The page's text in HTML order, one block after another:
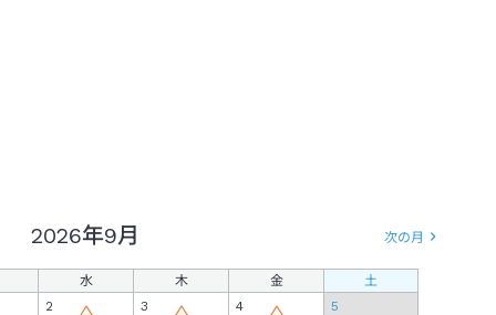
2026年9月
水 木 金
土
2 3 4 5
次の月